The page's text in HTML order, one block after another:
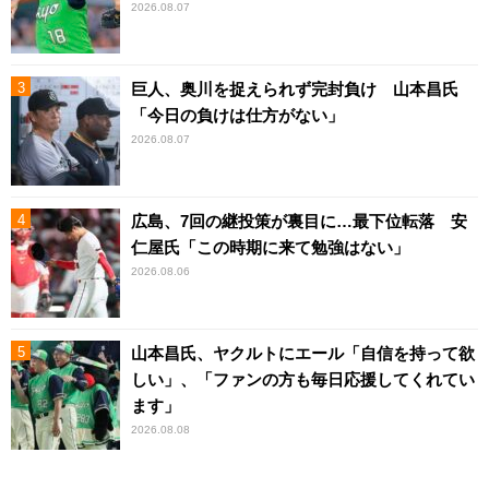
2026.08.07
巨人、奥川を捉えられず完封負け 山本昌氏
「今日の負けは仕方がない」
2026.08.07
広島、7回の継投策が裏目に…最下位転落 安
仁屋氏「この時期に来て勉強はない」
2026.08.06
山本昌氏、ヤクルトにエール「自信を持って欲
しい」、「ファンの方も毎日応援してくれてい
ます」
2026.08.08